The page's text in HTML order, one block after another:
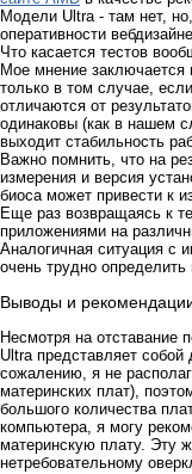
Модели Ultra - там нет,
оперативности
Что касается тестов
Мое мнение
только в том случае,
отличаются от
одинаковы (как в нашем
выходит стабильность
Важно помнить, что на
измерения и версия
биоса может привести к
Еще раз возвращаясь к
приложениями на
Аналогичная ситуация с
очень трудно определить
Выводы и
Несмотря на отставание
Ultra представляет собой
сожалению, я не
материнских плат),
большого количества
компьютера, я могу
материнскую плату. Эту
нетребовательному